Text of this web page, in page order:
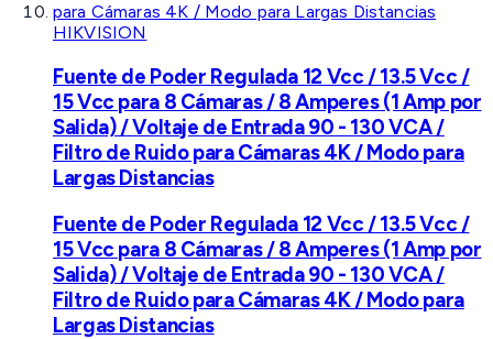
HIKVISION
Fuente de Poder Regulada 12 Vcc / 13.5 Vcc /
15 Vcc para 8 Cámaras / 8 Amperes (1 Amp por
Salida) / Voltaje de Entrada 90 - 130 VCA /
Filtro de Ruido para Cámaras 4K / Modo para
Largas Distancias
Fuente de Poder Regulada 12 Vcc / 13.5 Vcc /
15 Vcc para 8 Cámaras / 8 Amperes (1 Amp por
Salida) / Voltaje de Entrada 90 - 130 VCA /
Filtro de Ruido para Cámaras 4K / Modo para
Largas Distancias